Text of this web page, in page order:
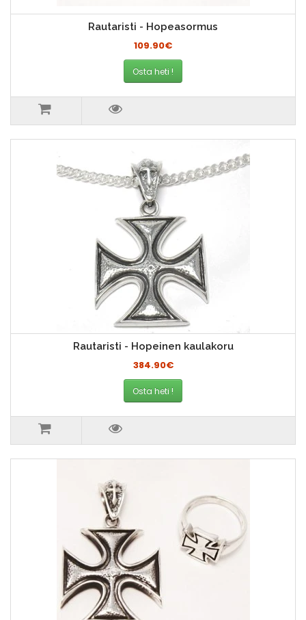
Rautaristi - Hopeasormus
109.90€
Osta heti !
Rautaristi - Hopeinen kaulakoru
384.90€
Osta heti !